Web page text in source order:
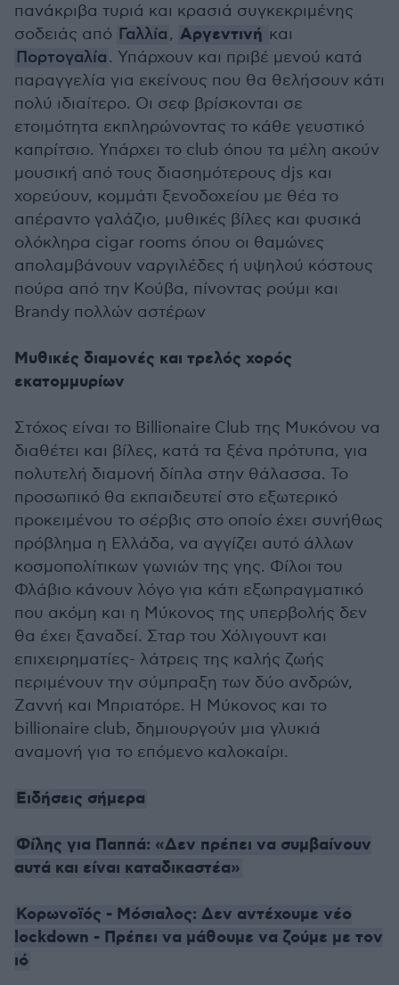
πανάκριβα τυριά και κρασιά συγκεκριμένης
σοδειάς από Γαλλία, Αργεντινή και
Πορτογαλία. Υπάρχουν και πριβέ μενού κατά
παραγγελία για εκείνους που θα θελήσουν κάτι
πολύ ιδιαίτερο. Οι σεφ βρίσκονται σε
ετοιμότητα εκπληρώνοντας το κάθε γευστικό
καπρίτσιο. Υπάρχει το club όπου τα μέλη ακούν
μουσική από τους διασημότερους djs και
χορεύουν, κομμάτι ξενοδοχείου με θέα το
απέραντο γαλάζιο, μυθικές βίλες και φυσικά
ολόκληρα cigar rooms όπου οι θαμώνες
απολαμβάνουν ναργιλέδες ή υψηλού κόστους
πούρα από την Κούβα, πίνοντας ρούμι και
Brandy πολλών αστέρων
Μυθικές διαμονές και τρελός χορός
εκατομμυρίων
Στόχος είναι το Billionaire Club της Μυκόνου να
διαθέτει και βίλες, κατά τα ξένα πρότυπα, για
πολυτελή διαμονή δίπλα στην θάλασσα. Το
προσωπικό θα εκπαιδευτεί στο εξωτερικό
προκειμένου το σέρβις στο οποίο έχει συνήθως
πρόβλημα η Ελλάδα, να αγγίζει αυτό άλλων
κοσμοπολίτικων γωνιών της γης. Φίλοι του
Φλάβιο κάνουν λόγο για κάτι εξωπραγματικό
που ακόμη και η Μύκονος της υπερβολής δεν
θα έχει ξαναδεί. Σταρ του Χόλιγουντ και
επιχειρηματίες- λάτρεις της καλής ζωής
περιμένουν την σύμπραξη των δύο ανδρών,
Ζαννή και Μπριατόρε. Η Μύκονος και το
billionaire club, δημιουργούν μια γλυκιά
αναμονή για το επόμενο καλοκαίρι.
Ειδήσεις σήμερα
Φίλης για Παππά: «Δεν πρέπει να συμβαίνουν
αυτά και είναι καταδικαστέα»
Κορωνοϊός - Μόσιαλος: Δεν αντέχουμε νέο
lockdown - Πρέπει να μάθουμε να ζούμε με τον
ιό